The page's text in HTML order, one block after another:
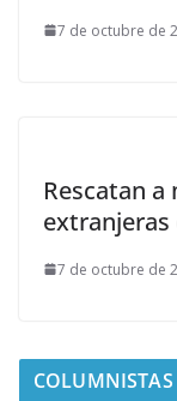
7 de octubre de
Rescatan a
extranjeras
7 de octubre de
COLUMNISTAS